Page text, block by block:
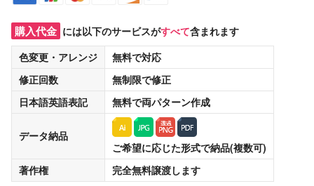
購入代金 には以下のサービスがすべて含まれます
色変更・アレンジ
無料で対応
修正回数
無制限で修正
日本語英語表記
無料で両パターン作成
データ納品
ご希望に応じた形式で納品(複数可)
著作権
完全無料譲渡します